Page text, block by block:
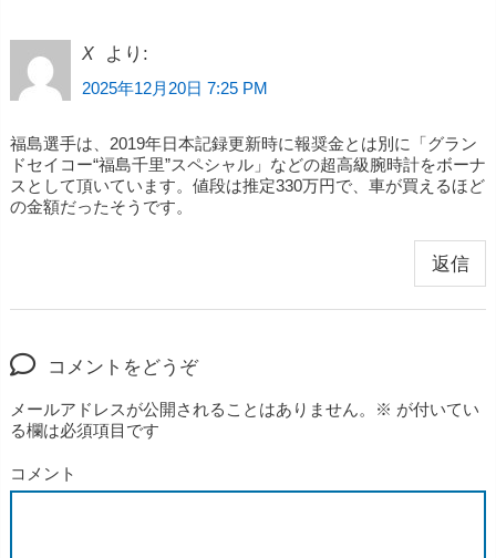
X より:
2025年12月20日 7:25 PM
福島選手は、2019年日本記録更新時に報奨金とは別に「グラン
ドセイコー“福島千里”スペシャル」などの超高級腕時計をボーナ
スとして頂いています。値段は推定330万円で、車が買えるほど
の金額だったそうです。
返信
コメントをどうぞ
メールアドレスが公開されることはありません。 ※ が付いてい
る欄は必須項目です
コメント